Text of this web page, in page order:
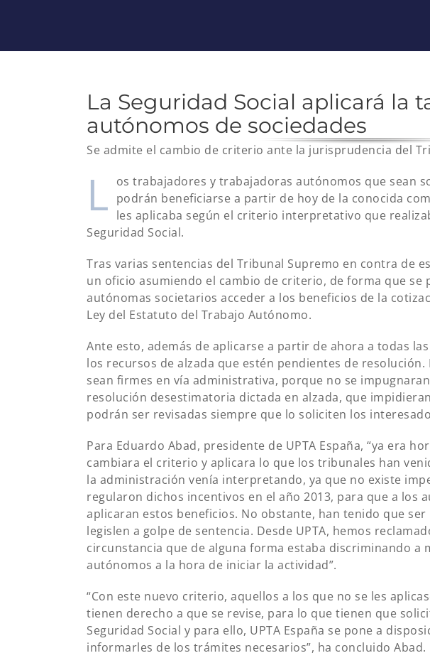
La Seguridad Social aplicará la
autónomos de sociedades
Se admite el cambio de criterio ante la jurisprudencia del
L os trabajadores y trabajadoras autónomos que sean
podrán beneficiarse a partir de hoy de la conocida
les aplicaba según el criterio interpretativo que
Seguridad Social.
Tras varias sentencias del Tribunal Supremo en contra de
un oficio asumiendo el cambio de criterio, de forma que se
autónomas societarios acceder a los beneficios de la
Ley del Estatuto del Trabajo Autónomo.
Ante esto, además de aplicarse a partir de ahora a todas
los recursos de alzada que estén pendientes de resolución.
sean firmes en vía administrativa, porque no se
resolución desestimatoria dictada en alzada, que
podrán ser revisadas siempre que lo soliciten los
Para Eduardo Abad, presidente de UPTA España, “ya era
cambiara el criterio y aplicara lo que los tribunales han
la administración venía interpretando, ya que no existe
regularon dichos incentivos en el año 2013, para que a los
aplicaran estos beneficios. No obstante, han tenido que
legislen a golpe de sentencia. Desde UPTA, hemos
circunstancia que de alguna forma estaba discriminando a
autónomos a la hora de iniciar la actividad”.
“Con este nuevo criterio, aquellos a los que no se les
tienen derecho a que se revise, para lo que tienen que
Seguridad Social y para ello, UPTA España se pone a
informarles de los trámites necesarios”, ha concluido Abad.